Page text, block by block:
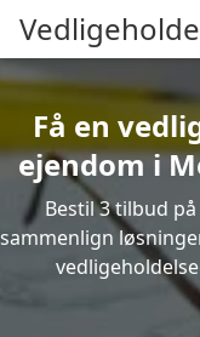
Få en
ejendom i
Bestil 3 tilbud
sammenlign